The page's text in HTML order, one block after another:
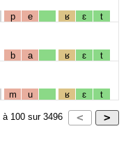
p e ʁ ɛ t
b a ʁ ɛ t
m u ʁ ɛ t
à 100 sur 3496